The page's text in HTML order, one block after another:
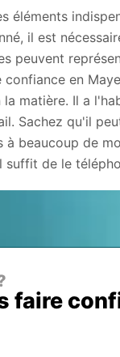
éléments
il est
peuvent
en
matière. Il a
Sachez qu'il
à beaucoup de
suffit de le
faire